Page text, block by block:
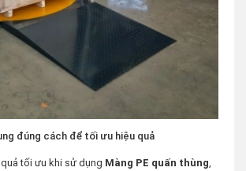
đúng cách để tối ưu hiệu quả
tối ưu khi sử dụng Màng PE quấn thùng,